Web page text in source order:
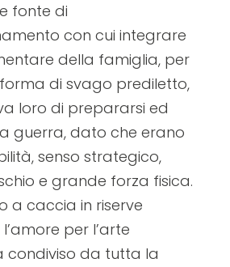
fonte di
con cui integrare
della famiglia, per
di svago prediletto,
loro di prepararsi ed
guerra, dato che erano
senso strategico,
e grande forza fisica.
a caccia in riserve
per l’arte
condiviso da tutta la